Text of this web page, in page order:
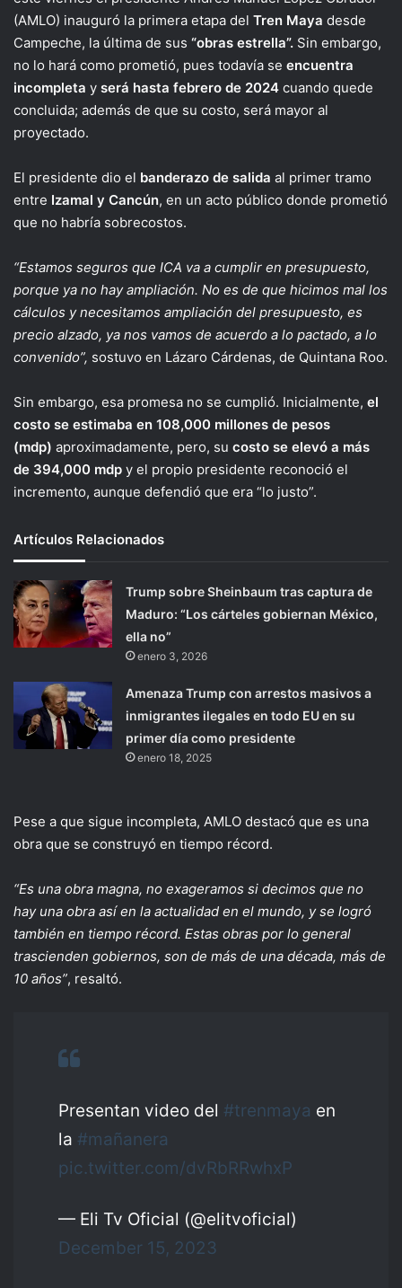
(AMLO) inauguró la primera etapa del Tren Maya desde
Campeche, la última de sus “obras estrella”. Sin embargo,
no lo hará como prometió, pues todavía se encuentra
incompleta y será hasta febrero de 2024 cuando quede
concluida; además de que su costo, será mayor al
proyectado.
El presidente dio el banderazo de salida al primer tramo
entre Izamal y Cancún, en un acto público donde prometió
que no habría sobrecostos.
“Estamos seguros que ICA va a cumplir en presupuesto,
porque ya no hay ampliación. No es de que hicimos mal los
cálculos y necesitamos ampliación del presupuesto, es
precio alzado, ya nos vamos de acuerdo a lo pactado, a lo
convenido”, sostuvo en Lázaro Cárdenas, de Quintana Roo.
Sin embargo, esa promesa no se cumplió. Inicialmente, el
costo se estimaba en 108,000 millones de pesos
(mdp) aproximadamente, pero, su costo se elevó a más
de 394,000 mdp y el propio presidente reconoció el
incremento, aunque defendió que era “lo justo”.
Artículos Relacionados
Trump sobre Sheinbaum tras captura de
Maduro: “Los cárteles gobiernan México,
ella no”
enero 3, 2026
Amenaza Trump con arrestos masivos a
inmigrantes ilegales en todo EU en su
primer día como presidente
enero 18, 2025
Pese a que sigue incompleta, AMLO destacó que es una
obra que se construyó en tiempo récord.
“Es una obra magna, no exageramos si decimos que no
hay una obra así en la actualidad en el mundo, y se logró
también en tiempo récord. Estas obras por lo general
trascienden gobiernos, son de más de una década, más de
10 años”, resaltó.
Presentan video del #trenmaya en
la #mañanera
pic.twitter.com/dvRbRRwhxP
— Eli Tv Oficial (@elitvoficial)
December 15, 2023